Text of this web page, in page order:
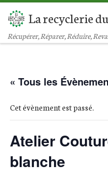
Passer au contenu
La recyclerie
Récupérer, Réparer, Réduire,
« Tous les
Cet évènement est passé.
Atelier
blanche